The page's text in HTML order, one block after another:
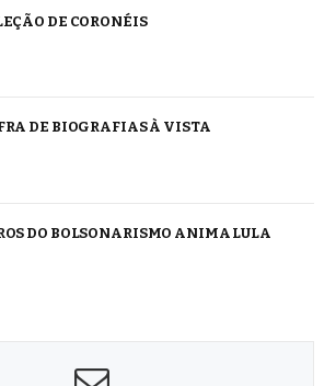
DE CORONÉIS
DE BIOGRAFIAS À VISTA
DO BOLSONARISMO ANIMA LULA